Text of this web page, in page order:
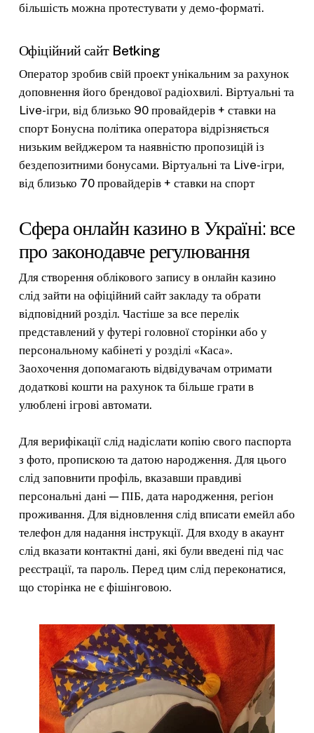
більшість можна протестувати у демо-форматі.
Офіційний сайт Betking
Оператор зробив свій проект унікальним за рахунок
доповнення його брендової радіохвилі. Віртуальні та
Live-ігри, від близько 90 провайдерів + ставки на
спорт Бонусна політика оператора відрізняється
низьким вейджером та наявністю пропозицій із
бездепозитними бонусами. Віртуальні та Live-ігри,
від близько 70 провайдерів + ставки на спорт
Сфера онлайн казино в Україні: все
про законодавче регулювання
Для створення облікового запису в онлайн казино
слід зайти на офіційний сайт закладу та обрати
відповідний розділ. Частіше за все перелік
представлений у футері головної сторінки або у
персональному кабінеті у розділі «Каса».
Заохочення допомагають відвідувачам отримати
додаткові кошти на рахунок та більше грати в
улюблені ігрові автомати.
Для верифікації слід надіслати копію свого паспорта
з фото, пропискою та датою народження. Для цього
слід заповнити профіль, вказавши правдиві
персональні дані — ПІБ, дата народження, регіон
проживання. Для відновлення слід вписати емейл або
телефон для надання інструкції. Для входу в акаунт
слід вказати контактні дані, які були введені під час
реєстрації, та пароль. Перед цим слід переконатися,
що сторінка не є фішінговою.